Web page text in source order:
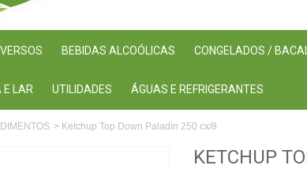
BEBIDAS ALCOÓLICAS CONGELADOS /
E LAR UTILIDADES ÁGUAS E REFRIGERANTES
> Ketchup Top Down Paladin 250 cx/8
KETCHUP